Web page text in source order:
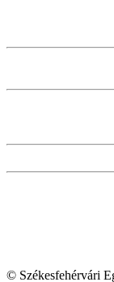
© Székesfehérvári